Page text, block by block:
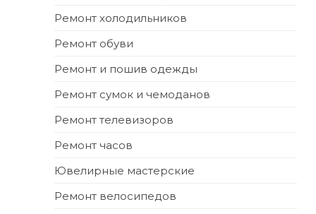
Ремонт холодильников
Ремонт обуви
Ремонт и пошив одежды
Ремонт сумок и чемоданов
Ремонт телевизоров
Ремонт часов
Ювелирные мастерские
Ремонт велосипедов